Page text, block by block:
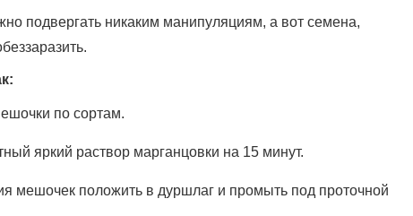
подвергать никаким манипуляциям, а вот семена,
по сортам.
яркий раствор марганцовки на 15 минут.
мешочек положить в дуршлаг и промыть под проточной